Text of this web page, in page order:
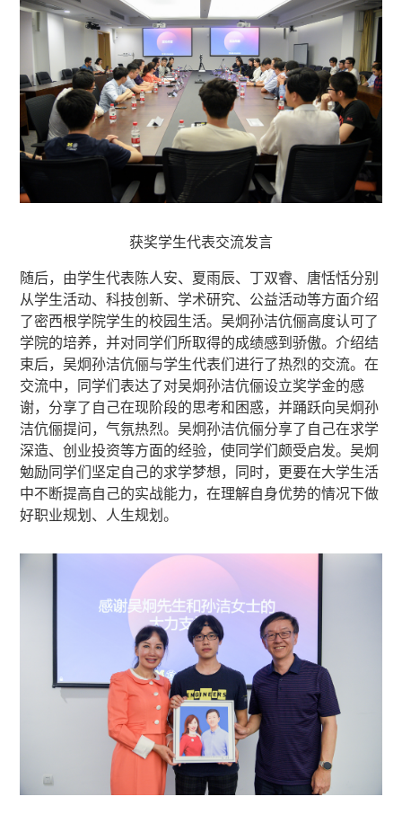
获奖学生代表交流发言
随后，由学生代表陈人安、夏雨辰、丁双睿、唐恬恬分别
从学生活动、科技创新、学术研究、公益活动等方面介绍
了密西根学院学生的校园生活。吴炯孙洁伉俪高度认可了
学院的培养，并对同学们所取得的成绩感到骄傲。介绍结
束后，吴炯孙洁伉俪与学生代表们进行了热烈的交流。在
交流中，同学们表达了对吴炯孙洁伉俪设立奖学金的感
谢，分享了自己在现阶段的思考和困惑，并踊跃向吴炯孙
洁伉俪提问，气氛热烈。吴炯孙洁伉俪分享了自己在求学
深造、创业投资等方面的经验，使同学们颇受启发。吴炯
勉励同学们坚定自己的求学梦想，同时，更要在大学生活
中不断提高自己的实战能力，在理解自身优势的情况下做
好职业规划、人生规划。